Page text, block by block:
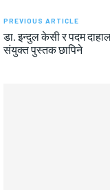
PREVIOUS ARTICLE
डा. इन्दुल केसी र पदम
संयुक्त पुस्तक छापिने